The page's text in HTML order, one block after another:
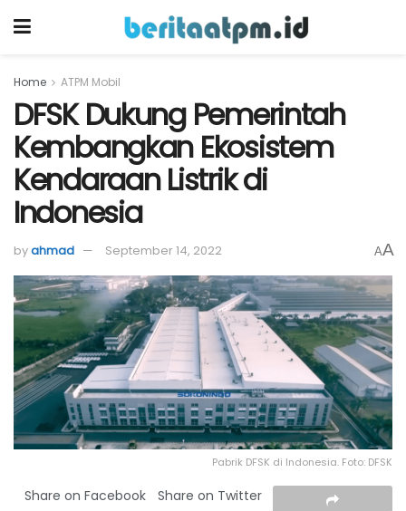
Home ATPM Mobil
DFSK Dukung Pemerintah
Kembangkan Ekosistem
Kendaraan Listrik di
Indonesia
byahmad September 14, 2022 AA
Pabrik DFSK di Indonesia. Foto: DFSK
Share on Facebook Share on Twitter